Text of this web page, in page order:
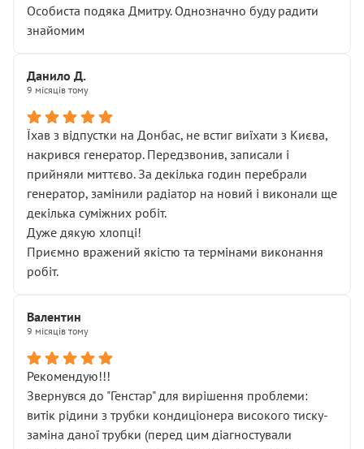
Особиста подяка Дмитру. Однозначно буду радити
знайомим
Данило Д.
9 місяців тому
Їхав з відпустки на Донбас, не встиг виїхати з Києва,
накрився генератор. Передзвонив, записали і
прийняли миттєво. За декілька годин перебрали
генератор, замінили радіатор на новий і виконали ще
декілька суміжних робіт.
Дуже дякую хлопці!
Приємно вражений якістю та термінами виконання
робіт.
Валентин
9 місяців тому
Рекомендую!!!
Звернувся до "Генстар" для вирішення проблеми:
витік рідини з трубки кондиціонера високого тиску-
заміна даної трубки (перед цим діагностували